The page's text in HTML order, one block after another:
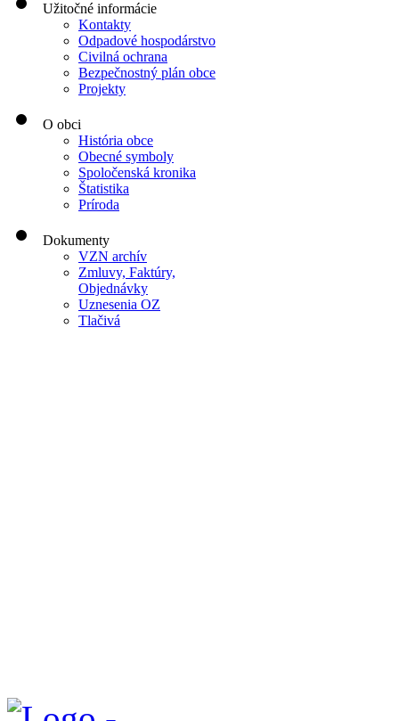
Užitočné informácie
Kontakty
Odpadové hospodárstvo
Civilná ochrana
Bezpečnostný plán obce
Projekty
O obci
História obce
Obecné symboly
Spoločenská kronika
Štatistika
Príroda
Dokumenty
VZN archív
Zmluvy, Faktúry,
Objednávky
Uznesenia OZ
Tlačivá